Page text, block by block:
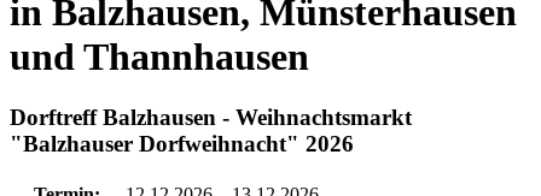
in Balzhausen, Münsterhausen
und Thannhausen
Dorftreff Balzhausen - Weihnachtsmarkt
"Balzhauser Dorfweihnacht" 2026